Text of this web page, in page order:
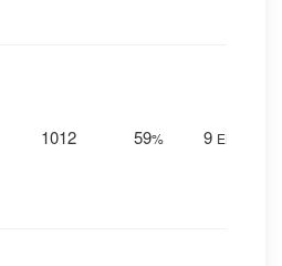
1012 59% 9 ENE